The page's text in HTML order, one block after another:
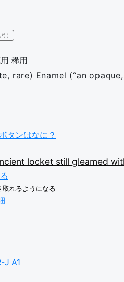
）
稀用
rare) Enamel (“an
タンはなに？
locket still gleamed
取れるようになる
J A1